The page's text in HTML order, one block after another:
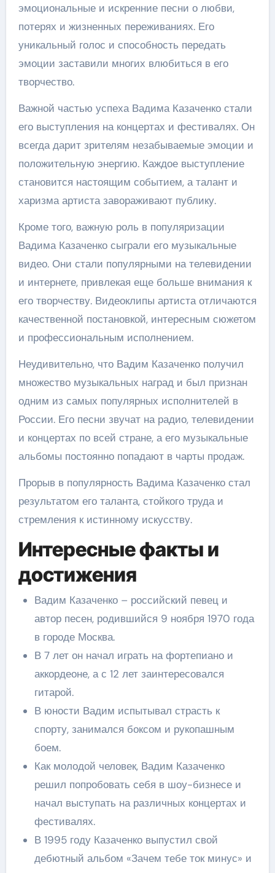
эмоциональные и искренние песни о любви,
потерях и жизненных переживаниях. Его
уникальный голос и способность передать
эмоции заставили многих влюбиться в его
творчество.
Важной частью успеха Вадима Казаченко стали
его выступления на концертах и фестивалях. Он
всегда дарит зрителям незабываемые эмоции и
положительную энергию. Каждое выступление
становится настоящим событием, а талант и
харизма артиста завораживают публику.
Кроме того, важную роль в популяризации
Вадима Казаченко сыграли его музыкальные
видео. Они стали популярными на телевидении
и интернете, привлекая еще больше внимания к
его творчеству. Видеоклипы артиста отличаются
качественной постановкой, интересным сюжетом
и профессиональным исполнением.
Неудивительно, что Вадим Казаченко получил
множество музыкальных наград и был признан
одним из самых популярных исполнителей в
России. Его песни звучат на радио, телевидении
и концертах по всей стране, а его музыкальные
альбомы постоянно попадают в чарты продаж.
Прорыв в популярность Вадима Казаченко стал
результатом его таланта, стойкого труда и
стремления к истинному искусству.
Интересные факты и
достижения
Вадим Казаченко – российский певец и
автор песен, родившийся 9 ноября 1970 года
в городе Москва.
В 7 лет он начал играть на фортепиано и
аккордеоне, а с 12 лет заинтересовался
гитарой.
В юности Вадим испытывал страсть к
спорту, занимался боксом и рукопашным
боем.
Как молодой человек, Вадим Казаченко
решил попробовать себя в шоу-бизнесе и
начал выступать на различных концертах и
фестивалях.
В 1995 году Казаченко выпустил свой
дебютный альбом «Зачем тебе ток минус» и